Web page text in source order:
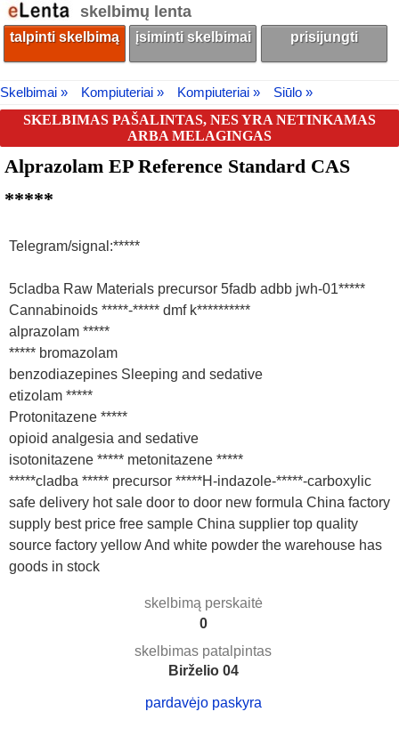
skelbimų lenta
talpinti skelbimą įsiminti skelbimai prisijungti
Skelbimai » Kompiuteriai » Kompiuteriai »
Siūlo »
SKELBIMAS PAŠALINTAS, NES YRA NETINKAMAS
ARBA MELAGINGAS
Alprazolam EP Reference Standard CAS
*****
Telegram/signal:*****
5cladba Raw Materials precursor 5fadb adbb jwh-01*****
Cannabinoids *****-***** dmf k**********
alprazolam *****
***** bromazolam
benzodiazepines Sleeping and sedative
etizolam *****
Protonitazene *****
opioid analgesia and sedative
isotonitazene ***** metonitazene *****
*****cladba ***** precursor *****H-indazole-*****-carboxylic
safe delivery hot sale door to door new formula China factory
supply best price free sample China supplier top quality
source factory yellow And white powder the warehouse has
goods in stock
skelbimą perskaitė
0
skelbimas patalpintas
Birželio 04
pardavėjo paskyra